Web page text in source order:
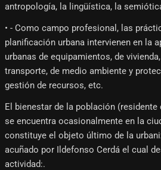
antropología, la lingüística, la
• - Como campo profesional, las
planificación urbana intervienen en la
urbanas de equipamientos, de
transporte, de medio ambiente y
gestión de recursos, etc.
El bienestar de la población
se encuentra ocasionalmente en la
constituye el objeto último de la
acuñado por Ildefonso Cerdá el cual
actividad:.